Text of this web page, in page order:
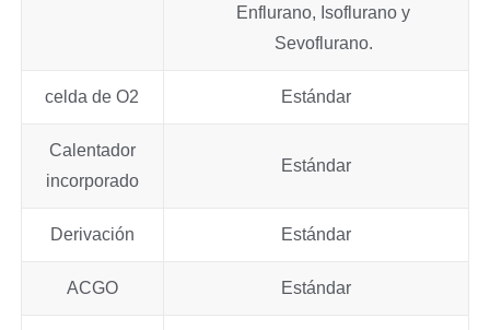
Enflurano, Isoflurano y
Sevoflurano.
celda de O2 Estándar
Calentador
incorporado
Estándar
Derivación Estándar
ACGO Estándar